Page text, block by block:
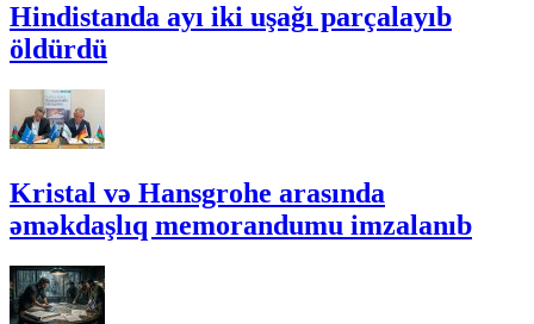
Hindistanda ayı iki uşağı parçalayıb
öldürdü
Kristal və Hansgrohe arasında
əməkdaşlıq memorandumu imzalanıb